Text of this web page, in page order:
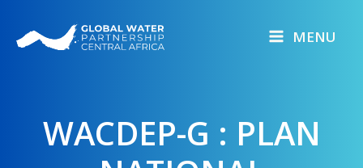
MENU
WACDEP-G : PLAN